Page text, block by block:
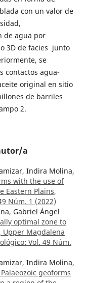
con un valor de
de agua por
3D de facies junto
se
contactos agua-
original en sitio
de barriles
2.
a
Indira Molina,
with the use of
Eastern Plains,
Núm. 1 (2022)
Gabriel Ángel
optimal zone to
Magdalena
Vol. 49 Núm.
Indira Molina,
geoforms